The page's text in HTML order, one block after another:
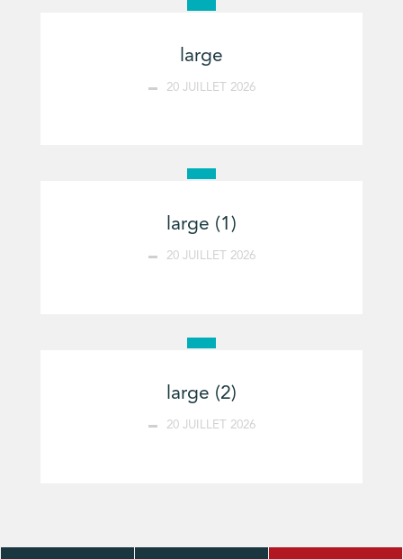
large
20 JUILLET 2026
large (1)
20 JUILLET 2026
large (2)
20 JUILLET 2026